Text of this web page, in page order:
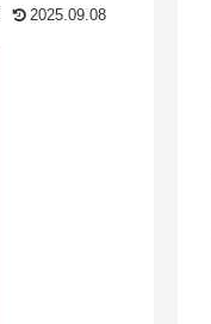
2025.09.08